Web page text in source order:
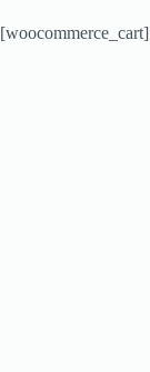
[woocommerce_cart]